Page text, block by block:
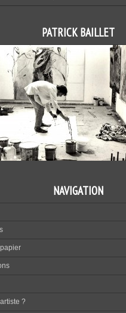
PATRICK BAILLET
NAVIGATION
?